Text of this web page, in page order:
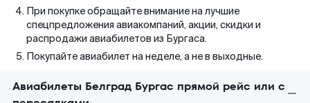
При покупке обращайте внимание на лучшие
спецпредложения авиакомпаний, акции, скидки и
распродажи авиабилетов из Бургаса.
Покупайте авиабилет на неделе, а не в выходные.
Авиабилеты Белград Бургас прямой рейс или с